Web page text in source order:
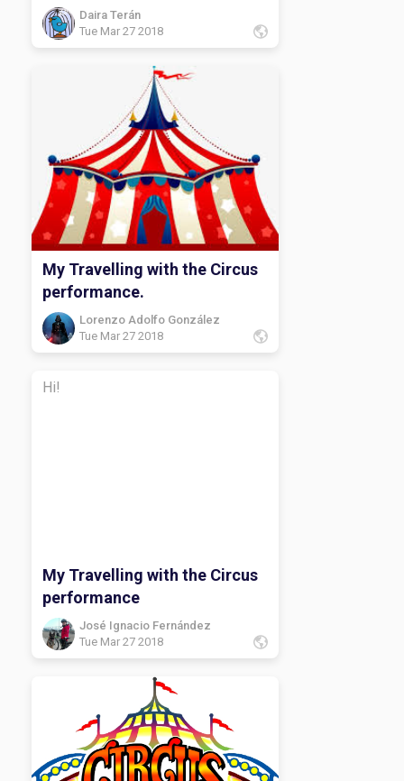
Daira Terán
Tue Mar 27 2018
My Travelling with the Circus
performance.
Lorenzo Adolfo González
Tue Mar 27 2018
Hi!
My Travelling with the Circus
performance
José Ignacio Fernández
Tue Mar 27 2018